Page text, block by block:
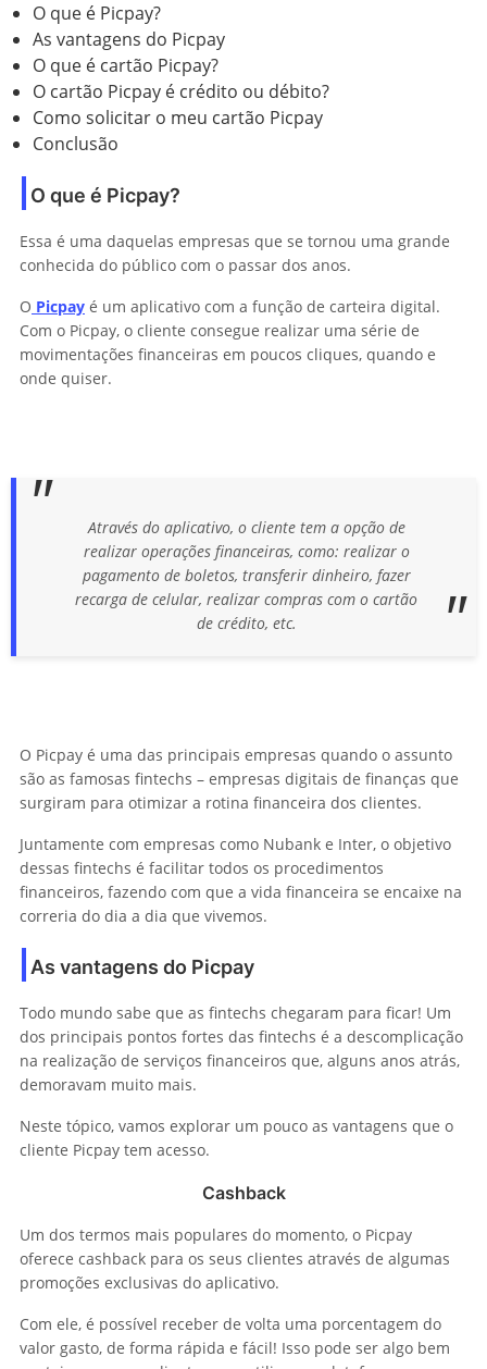
O que é Picpay?
As vantagens do Picpay
O que é cartão Picpay?
O cartão Picpay é crédito ou débito?
Como solicitar o meu cartão Picpay
Conclusão
O que é Picpay?
Essa é uma daquelas empresas que se tornou uma grande
conhecida do público com o passar dos anos.
O Picpay é um aplicativo com a função de carteira digital.
Com o Picpay, o cliente consegue realizar uma série de
movimentações financeiras em poucos cliques, quando e
onde quiser.
Através do aplicativo, o cliente tem a opção de
realizar operações financeiras, como: realizar o
pagamento de boletos, transferir dinheiro, fazer
recarga de celular, realizar compras com o cartão
de crédito, etc.
O Picpay é uma das principais empresas quando o assunto
são as famosas fintechs – empresas digitais de finanças que
surgiram para otimizar a rotina financeira dos clientes.
Juntamente com empresas como Nubank e Inter, o objetivo
dessas fintechs é facilitar todos os procedimentos
financeiros, fazendo com que a vida financeira se encaixe na
correria do dia a dia que vivemos.
As vantagens do Picpay
Todo mundo sabe que as fintechs chegaram para ficar! Um
dos principais pontos fortes das fintechs é a descomplicação
na realização de serviços financeiros que, alguns anos atrás,
demoravam muito mais.
Neste tópico, vamos explorar um pouco as vantagens que o
cliente Picpay tem acesso.
Cashback
Um dos termos mais populares do momento, o Picpay
oferece cashback para os seus clientes através de algumas
promoções exclusivas do aplicativo.
Com ele, é possível receber de volta uma porcentagem do
valor gasto, de forma rápida e fácil! Isso pode ser algo bem